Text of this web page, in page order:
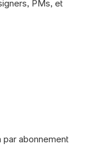
PMs, et
par abonnement